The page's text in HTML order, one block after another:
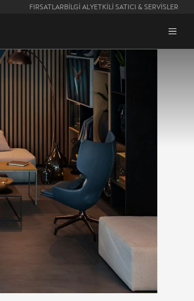
FIRSATLARBİLGİ AL YETKİLİ SATICI & SERVİSLER